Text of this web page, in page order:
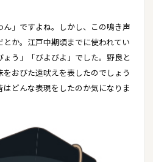
」ですよね。しかし、この鳴き声
か。江戸中期頃までに使われてい
う」「びよびよ」でした。野良と
おびた遠吠えを表したのでしょう
どんな表現をしたのか気になりま